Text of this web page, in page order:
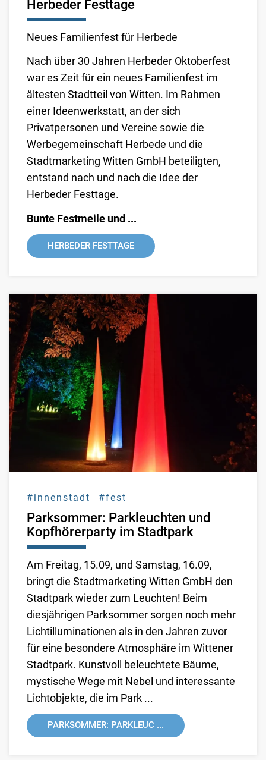
Herbeder Festtage
Neues Familienfest für Herbede
Nach über 30 Jahren Herbeder Oktoberfest
war es Zeit für ein neues Familienfest im
ältesten Stadtteil von Witten. Im Rahmen
einer Ideenwerkstatt, an der sich
Privatpersonen und Vereine sowie die
Werbegemeinschaft Herbede und die
Stadtmarketing Witten GmbH beteiligten,
entstand nach und nach die Idee der
Herbeder Festtage.
Bunte Festmeile und ...
HERBEDER FESTTAGE
#innenstadt #fest
Parksommer: Parkleuchten und
Kopfhörerparty im Stadtpark
Am Freitag, 15.09, und Samstag, 16.09,
bringt die Stadtmarketing Witten GmbH den
Stadtpark wieder zum Leuchten! Beim
diesjährigen Parksommer sorgen noch mehr
Lichtilluminationen als in den Jahren zuvor
für eine besondere Atmosphäre im Wittener
Stadtpark. Kunstvoll beleuchtete Bäume,
mystische Wege mit Nebel und interessante
Lichtobjekte, die im Park ...
PARKSOMMER: PARKLEUC ...